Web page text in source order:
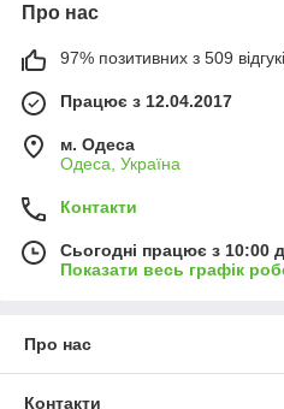
Про нас
97% позитивних з 509
Працює з 12.04.2017
м. Одеса
Одеса, Україна
Контакти
Сьогодні працює з 10:00
Показати весь графік
Про нас
Контакти